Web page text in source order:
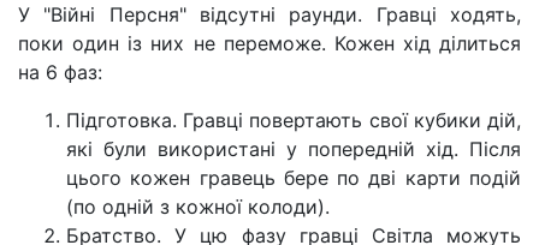
У "Війні Персня" відсутні раунди. Гравці ходять,
поки один із них не переможе. Кожен хід ділиться
на 6 фаз:
Підготовка. Гравці повертають свої кубики дій,
які були використані у попередній хід. Після
цього кожен гравець бере по дві карти подій
(по одній з кожної колоди).
Братство. У цю фазу гравці Світла можуть